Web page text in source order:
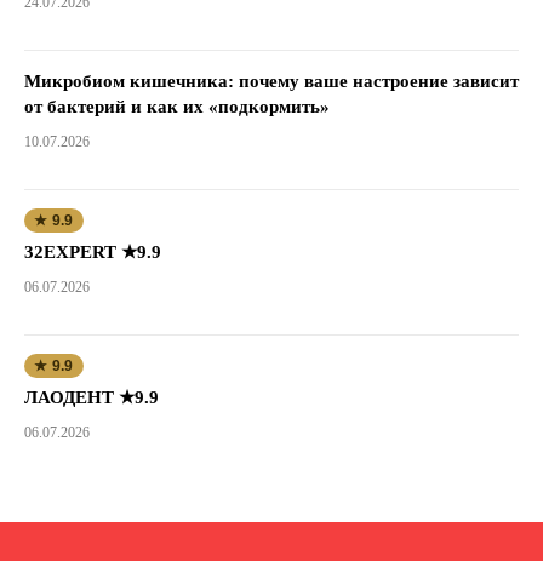
Микробиом кишечника: почему ваше настроение зависит
от бактерий и как их «подкормить»
10.07.2026
★ 9.9
32EXPERT ★9.9
06.07.2026
★ 9.9
ЛАОДЕНТ ★9.9
06.07.2026